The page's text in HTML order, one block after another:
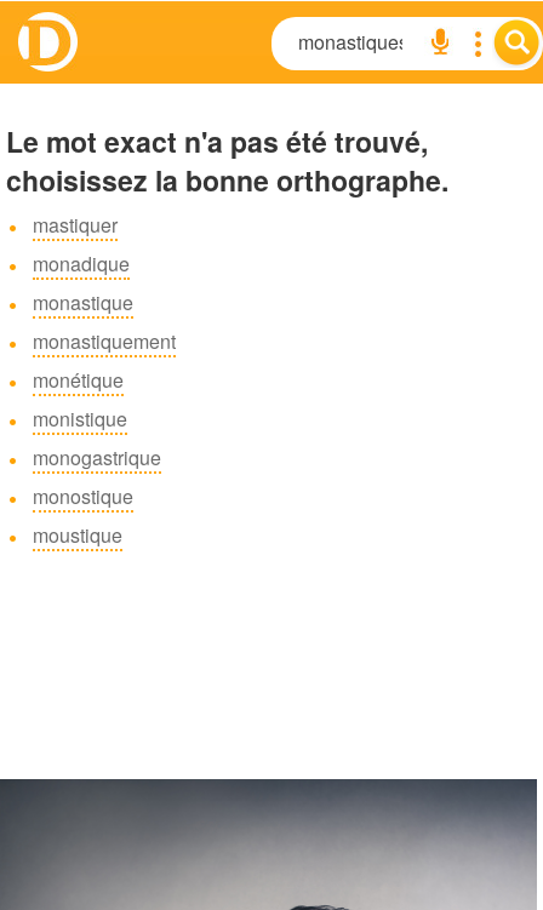
Le mot exact n'a pas été trouvé,
choisissez la bonne orthographe.
mastiquer
monadique
monastique
monastiquement
monétique
monistique
monogastrique
monostique
moustique